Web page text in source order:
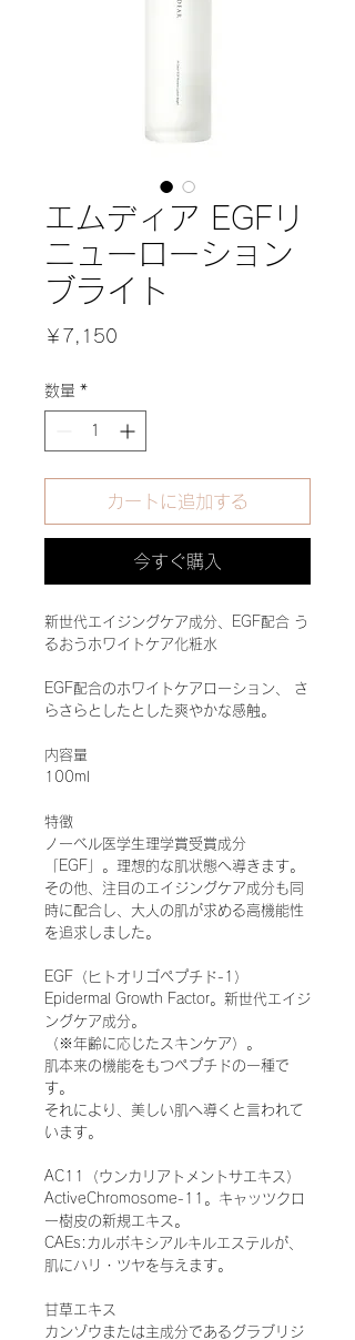
エムディア EGFリ
ニューローション
ブライト
￥7,150
数量 *
カートに追加する
今すぐ購入
新世代エイジングケア成分、EGF配合 う
るおうホワイトケア化粧水
EGF配合のホワイトケアローション、 さ
らさらとしたとした爽やかな感触。
内容量
100ml
特徴
ノーベル医学生理学賞受賞成分
「EGF」。理想的な肌状態へ導きます。
その他、注目のエイジングケア成分も同
時に配合し、大人の肌が求める高機能性
を追求しました。
EGF（ヒトオリゴペプチド-1）
Epidermal Growth Factor。新世代エイジ
ングケア成分。
（※年齢に応じたスキンケア）。
肌本来の機能をもつペプチドの一種で
す。
それにより、美しい肌へ導くと言われて
います。
AC11（ウンカリアトメントサエキス）
ActiveChromosome-11。キャッツクロ
ー樹皮の新規エキス。
CAEs:カルボキシアルキルエステルが、
肌にハリ・ツヤを与えます。
甘草エキス
カンゾウまたは主成分であるグラブリジ